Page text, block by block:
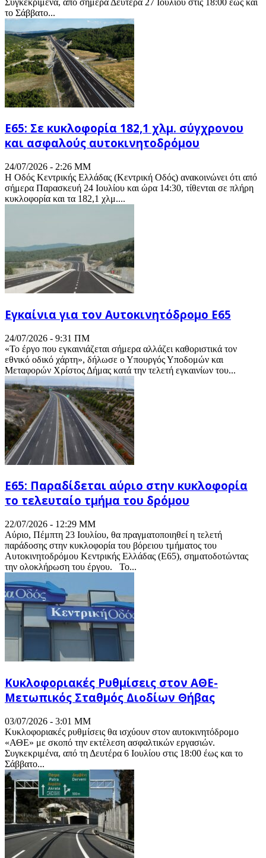
το Σάββατο...
Ε65: Σε κυκλοφορία 182,1 χλμ. σύγχρονου
και ασφαλούς αυτοκινητοδρόμου
24/07/2026 - 2:26 ΜΜ
Η Οδός Κεντρικής Ελλάδας (Κεντρική Οδός) ανακοινώνει ότι από
σήμερα Παρασκευή 24 Ιουλίου και ώρα 14:30, τίθενται σε πλήρη
κυκλοφορία και τα 182,1 χλμ....
Εγκαίνια για τον Αυτοκινητόδρομο Ε65
24/07/2026 - 9:31 ΠΜ
«Το έργο που εγκαινιάζεται σήμερα αλλάζει καθοριστικά τον
εθνικό οδικό χάρτη», δήλωσε ο Υπουργός Υποδομών και
Μεταφορών Χρίστος Δήμας κατά την τελετή εγκαινίων του...
Ε65: Παραδίδεται αύριο στην κυκλοφορία
το τελευταίο τμήμα του δρόμου
22/07/2026 - 12:29 ΜΜ
Αύριο, Πέμπτη 23 Ιουλίου, θα πραγματοποιηθεί η τελετή
παράδοσης στην κυκλοφορία του βόρειου τμήματος του
Αυτοκινητοδρόμου Κεντρικής Ελλάδας (Ε65), σηματοδοτώντας
την ολοκλήρωση του έργου. Το...
Κυκλοφοριακές Ρυθμίσεις στον ΑΘΕ-
Μετωπικός Σταθμός Διοδίων Θήβας
03/07/2026 - 3:01 ΜΜ
Κυκλοφοριακές ρυθμίσεις θα ισχύουν στον αυτοκινητόδρομο
«ΑΘΕ» με σκοπό την εκτέλεση ασφαλτικών εργασιών.
Συγκεκριμένα, από τη Δευτέρα 6 Ιουλίου στις 18:00 έως και το
Σάββατο...